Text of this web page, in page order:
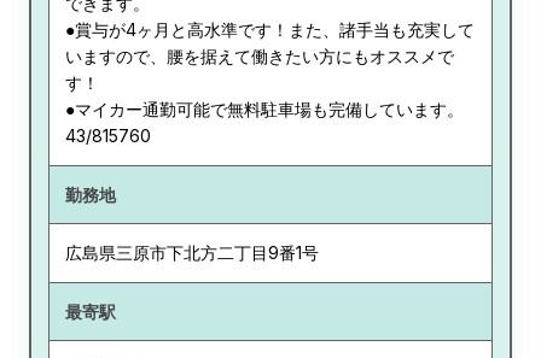
●賞与が4ヶ月と高水準です！また、諸手当も充実して
いますので、腰を据えて働きたい方にもオススメで
す！
●マイカー通勤可能で無料駐車場も完備しています。
43/815760
勤務地
広島県三原市下北方二丁目9番1号
最寄駅